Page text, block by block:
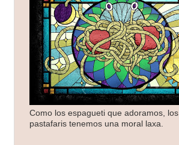
Como los espagueti que adoramos, los
pastafaris tenemos una moral laxa.